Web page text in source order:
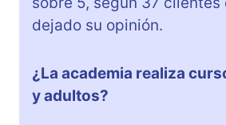
dejado su opinión.
¿La academia realiza
y adultos?